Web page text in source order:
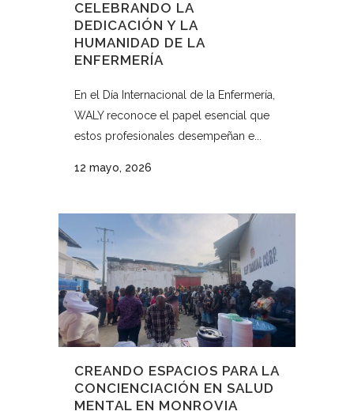
CELEBRANDO LA
DEDICACIÓN Y LA
HUMANIDAD DE LA
ENFERMERÍA
En el Día Internacional de la Enfermería,
WALY reconoce el papel esencial que
estos profesionales desempeñan e...
12 mayo, 2026
CREANDO ESPACIOS PARA LA
CONCIENCIACIÓN EN SALUD
MENTAL EN MONROVIA